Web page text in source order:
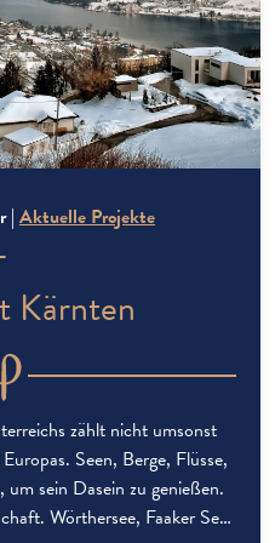
| Aktuelle Projekte
Kärnten
zählt nicht umsonst
Seen, Berge, Flüsse,
sein Dasein zu genießen.
Wörthersee, Faaker See